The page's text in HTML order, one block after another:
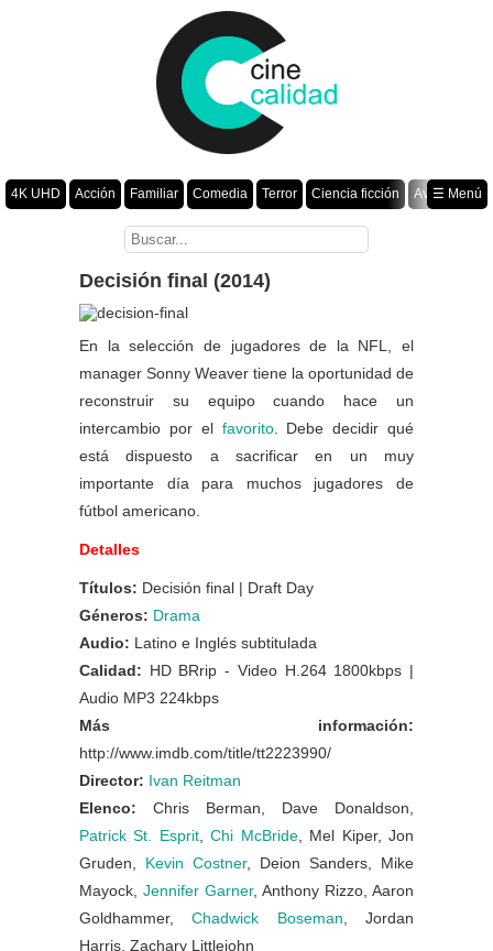
4K UHD Acción Familiar Comedia Terror Ciencia ficción
Aventura
Romance Fantasía Drama Animación Crimen
☰ Menú
Decisión final (2014)
En la selección de jugadores de la NFL, el
manager Sonny Weaver tiene la oportunidad de
reconstruir su equipo cuando hace un
intercambio por el favorito. Debe decidir qué
está dispuesto a sacrificar en un muy
importante día para muchos jugadores de
fútbol americano.
Detalles
Títulos: Decisión final | Draft Day
Géneros: Drama
Audio: Latino e Inglés subtitulada
Calidad: HD BRrip - Video H.264 1800kbps |
Audio MP3 224kbps
Más información:
http://www.imdb.com/title/tt2223990/
Director: Ivan Reitman
Elenco: Chris Berman, Dave Donaldson,
Patrick St. Esprit,Chi McBride, Mel Kiper, Jon
Gruden, Kevin Costner, Deion Sanders, Mike
Mayock, Jennifer Garner, Anthony Rizzo, Aaron
Goldhammer,Chadwick Boseman , Jordan
Harris, Zachary Littlejohn